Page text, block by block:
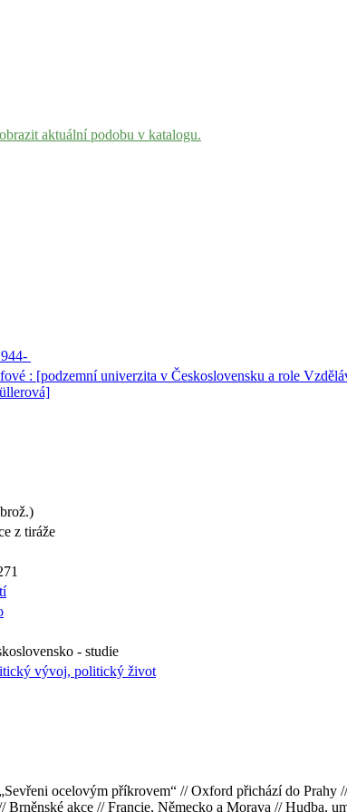
aktuální podobu v katalogu.
: [podzemní univerzita v Československu a role
z tiráže
- studie
vývoj, politický život
ocelovým příkrovem“ // Oxford přichází do Prahy
Brněnské akce // Francie, Německo a Morava // Hudba,